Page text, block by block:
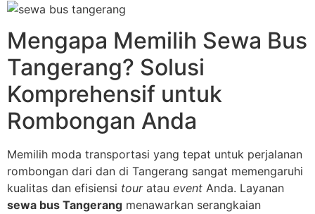
Mengapa Memilih Sewa Bus
Tangerang? Solusi
Komprehensif untuk
Rombongan Anda
Memilih moda transportasi yang tepat untuk perjalanan
rombongan dari dan di Tangerang sangat memengaruhi
kualitas dan efisiensi touratau event Anda. Layanan
sewa bus Tangerang menawarkan serangkaian